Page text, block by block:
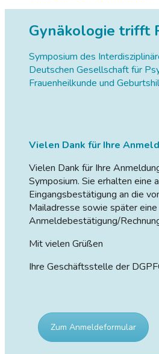
Gynäkologie trifft
Symposium des
Deutschen Gesellschaft für
Frauenheilkunde und
Vielen Dank für Ihre
Vielen Dank für Ihre
Symposium. Sie erhalten eine
Eingangsbestätigung an die
Mailadresse sowie später eine
Anmeldebestätigung/
Mit vielen Grüßen
Ihre Geschäftsstelle der
Zum Anmeldeformular